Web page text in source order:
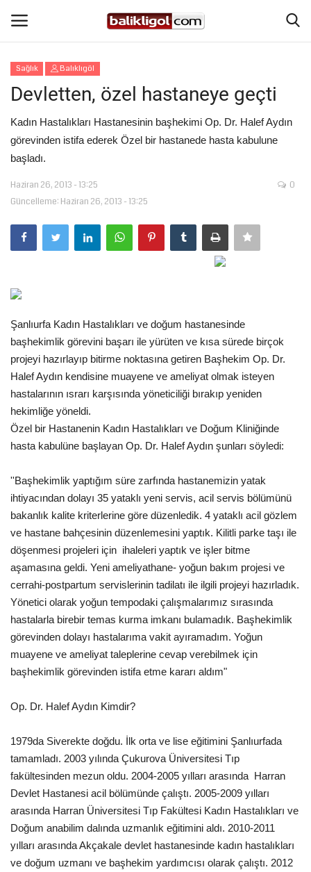
Giriş Yap
Anasayfa
Köşe Yazıları
Magazin
Şanlıurfa
Spor
Gündem
Tekno Bilim
Ekonomi
Siyaset
Galeriler
Yaşam
Künye
Sağlık
İletişim
Kültür Sanat
Sağlık Balıklıgöl
Devletten, özel hastaneye geçti
Kadın Hastalıkları Hastanesinin başhekimi Op. Dr. Halef Aydın
görevinden istifa ederek Özel bir hastanede hasta kabulune
başladı.
Haziran 26, 2013 - 13:25
Güncelleme: Haziran 26, 2013 - 13:25
0
Şanlıurfa Kadın Hastalıkları ve doğum hastanesinde
başhekimlik görevini başarı ile yürüten ve kısa sürede birçok
projeyi hazırlayıp bitirme noktasına getiren Başhekim Op. Dr.
Halef Aydın kendisine muayene ve ameliyat olmak isteyen
hastalarının ısrarı karşısında yöneticiliği bırakıp yeniden
hekimliğe yöneldi.
Özel bir Hastanenin Kadın Hastalıkları ve Doğum Kliniğinde
hasta kabulüne başlayan Op. Dr. Halef Aydın şunları söyledi:
''Başhekimlik yaptığım süre zarfında hastanemizin yatak
ihtiyacından dolayı 35 yataklı yeni servis, acil servis bölümünü
bakanlık kalite kriterlerine göre düzenledik. 4 yataklı acil gözlem
ve hastane bahçesinin düzenlemesini yaptık. Kilitli parke taşı ile
döşenmesi projeleri için ihaleleri yaptık ve işler bitme
aşamasına geldi. Yeni ameliyathane- yoğun bakım projesi ve
cerrahi-postpartum servislerinin tadilatı ile ilgili projeyi hazırladık.
Yönetici olarak yoğun tempodaki çalışmalarımız sırasında
hastalarla birebir temas kurma imkanı bulamadık. Başhekimlik
görevinden dolayı hastalarıma vakit ayıramadım. Yoğun
muayene ve ameliyat taleplerine cevap verebilmek için
başhekimlik görevinden istifa etme kararı aldım"
Op. Dr. Halef Aydın Kimdir?
1979da Siverekte doğdu. İlk orta ve lise eğitimini Şanlıurfada
tamamladı. 2003 yılında Çukurova Üniversitesi Tıp
fakültesinden mezun oldu. 2004-2005 yılları arasında Harran
Devlet Hastanesi acil bölümünde çalıştı. 2005-2009 yılları
arasında Harran Üniversitesi Tıp Fakültesi Kadın Hastalıkları ve
Doğum anabilim dalında uzmanlık eğitimini aldı. 2010-2011
yılları arasında Akçakale devlet hastanesinde kadın hastalıkları
ve doğum uzmanı ve başhekim yardımcısı olarak çalıştı. 2012